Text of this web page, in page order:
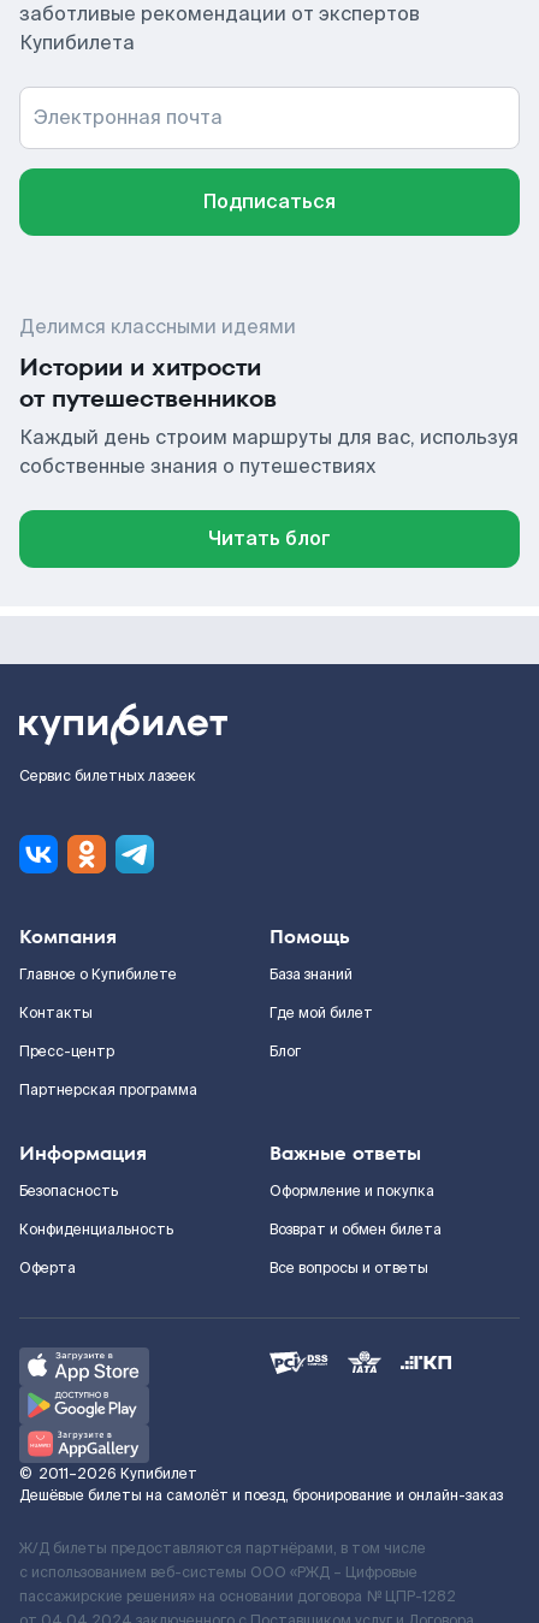
заботливые рекомендации от экспертов
Купибилета
Электронная почта
Подписаться
Делимся классными идеями
Истории и хитрости
от путешественников
Каждый день строим маршруты для вас, используя
собственные знания о путешествиях
Читать блог
Сервис билетных лазеек
Компания
Главное о Купибилете
Контакты
Пресс-центр
Партнерская программа
Помощь
База знаний
Где мой билет
Блог
Информация
Безопасность
Конфиденциальность
Оферта
Важные ответы
Оформление и покупка
Возврат и обмен билета
Все вопросы и ответы
© 2011–2026 Купибилет
Дешёвые билеты на самолёт и поезд, бронирование и онлайн-заказ
Ж/Д билеты предоставляются партнёрами, в том числе
с использованием веб-системы ООО «РЖД – Цифровые
пассажирские решения» на основании договора № ЦПР-1282